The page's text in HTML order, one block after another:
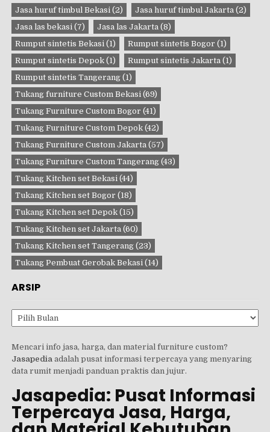
Jasa huruf timbul Bekasi (2) Jasa huruf timbul Jakarta (2)
Jasa las bekasi (7) Jasa las Jakarta (8)
Rumput sintetis Bekasi (1) Rumput sintetis Bogor (1)
Rumput sintetis Depok (1) Rumput sintetis Jakarta (1)
Rumput sintetis Tangerang (1)
Tukang furniture Custom Bekasi (69)
Tukang Furniture Custom Bogor (41)
Tukang Furniture Custom Depok (42)
Tukang Furniture Custom Jakarta (57)
Tukang Furniture Custom Tangerang (43)
Tukang Kitchen set Bekasi (44)
Tukang Kitchen set Bogor (18)
Tukang Kitchen set Depok (15)
Tukang Kitchen set Jakarta (60)
Tukang Kitchen set Tangerang (23)
Tukang Pembuat Gerobak Bekasi (14)
ARSIP
Arsip
Mencari info jasa, harga, dan material furniture custom?
Jasapedia adalah pusat informasi terpercaya yang menyaring
data rumit menjadi panduan praktis dan jujur.
Jasapedia: Pusat Informasi
Terpercaya Jasa, Harga,